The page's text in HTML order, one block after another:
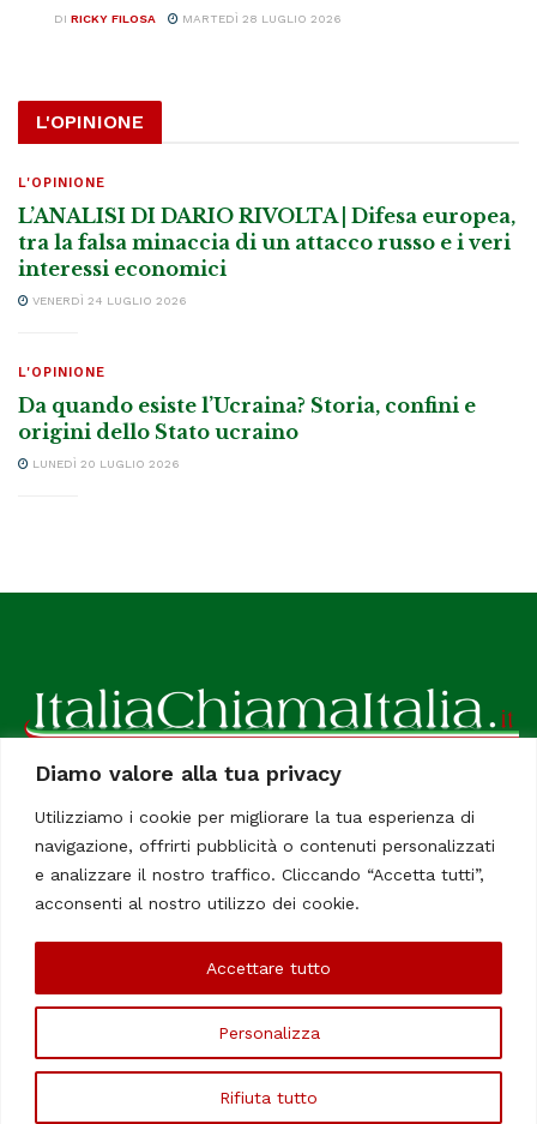
Diamo valore alla tua privacy
Utilizziamo i cookie per migliorare la tua esperienza di
navigazione, offrirti pubblicità o contenuti personalizzati
e analizzare il nostro traffico. Cliccando “Accetta tutti”,
acconsenti al nostro utilizzo dei cookie.
Personalizza
Rifiuta tutto
Accettare tutto
DI RICKY FILOSA MARTEDÌ 28 LUGLIO 2026
L'OPINIONE
L'OPINIONE
L’ANALISI DI DARIO RIVOLTA | Difesa europea,
tra la falsa minaccia di un attacco russo e i veri
interessi economici
VENERDÌ 24 LUGLIO 2026
L'OPINIONE
Da quando esiste l’Ucraina? Storia, confini e
origini dello Stato ucraino
LUNEDÌ 20 LUGLIO 2026
ItaliaChiamaItalia, il TUO quotidiano online preferito.
Dedicato in particolare a tutti gli italiani residenti all'estero.
Tutti i diritti sono riservati. Quotidiano online indipendente
Le Firme
©Copyright 2006/2020 - ItaliaChiamaItalia